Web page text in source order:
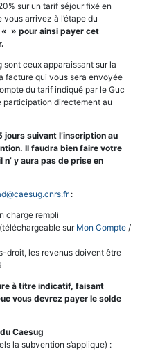
sur un tarif séjour fixé en
arrivez à l’étape du
« » pour ainsi payer cet
sont ceux apparaissant sur la
facture qui vous sera envoyée
du tarif indiqué par le Guc
participation directement au
jours suivant l’inscription au
Il faudra bien faire votre
y aura pas de prise en
:
charge rempli
sur Mon Compte /
droit, les revenus doivent être
à titre indicatif, faisant
vous devrez payer le solde
Caesug
la subvention s’applique) :